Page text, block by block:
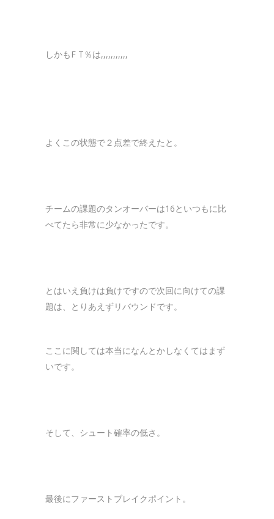
しかもF T％は,,,,,,,,,,,
よくこの状態で２点差で終えたと。
チームの課題のタンオーバーは16といつもに比
べてたら非常に少なかったです。
とはいえ負けは負けですので次回に向けての課
題は、とりあえずリバウンドです。
ここに関しては本当になんとかしなくてはまず
いです。
そして、シュート確率の低さ。
最後にファーストブレイクポイント。